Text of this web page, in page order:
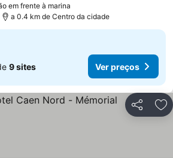
em frente à marina
a 0.4 km de Centro da cidade
9 sites Ver preços
Partilhar